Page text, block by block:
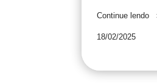
18/02/2025
Continue lendo